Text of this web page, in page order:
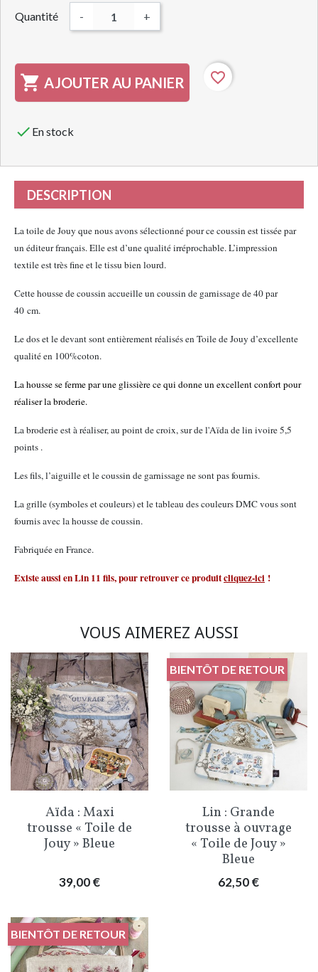
Quantité - +
 AJOUTER AU PANIER favorite_border
 En stock
DESCRIPTION
La toile de Jouy que nous avons sélectionné pour ce coussin est tissée par
un éditeur français. Elle est d’une qualité irréprochable. L’impression
textile est très fine et le tissu bien lourd.
Cette housse de coussin accueille un coussin de garnissage de 40 par
40 cm.
Le dos et le devant sont entièrement réalisés en Toile de Jouy d’excellente
qualité en 100%coton.
La housse se ferme par une glissière ce qui donne un excellent confort pour
réaliser la broderie.
La broderie est à réaliser, au point de croix, sur de l'Aïda de lin ivoire 5,5
points .
Les fils, l’aiguille et le coussin de garnissage ne sont pas fournis.
La grille (symboles et couleurs) et le tableau des couleurs DMC vous sont
fournis avec la housse de coussin.
Fabriquée en France.
Existe aussi en Lin 11 fils, pour retrouver ce produitcliquez-ici !
VOUS AIMEREZ AUSSI
Aïda : Maxi
trousse « Toile de
Jouy » Bleue
Prix
39,00 €
Lin : Grande
trousse à ouvrage
« Toile de Jouy »
Bleue
Prix
62,50 €
BIENTÔT DE RETOUR
BIENTÔT DE RETOUR